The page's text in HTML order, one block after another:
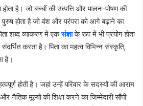
होता है। जो बच्चों की उत्पत्ति और पालन-पोषण की
पुरुष होता है जो वंश और परंपरा को आगे बढ़ाने का
शब्द व्याकरण में एकसंज्ञाके रूप में भी प्रयोग होता
करता है। पिता का महत्व विभिन्न संस्कृति,
है।
होती है। जहां उन्हें परिवार के सदस्यों की आराम
नैतिक मूल्यों की शिक्षा करने का जिम्मेदारी सौंपी